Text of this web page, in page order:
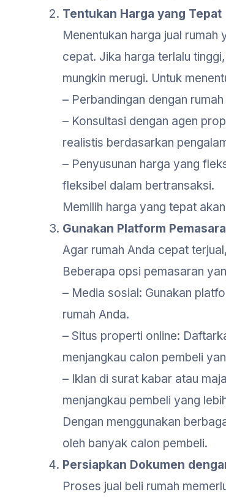
Tentukan Harga yang Tepat
Menentukan harga jual
cepat. Jika harga terlalu
mungkin merugi. Untuk
– Perbandingan dengan
– Konsultasi dengan agen
realistis berdasarkan
– Penyusunan harga yang
fleksibel dalam bertransaksi.
Memilih harga yang tepat
Gunakan Platform
Agar rumah Anda cepat
Beberapa opsi pemasaran
– Media sosial: Gunakan
rumah Anda.
– Situs properti online:
menjangkau calon pembeli
– Iklan di surat kabar atau
menjangkau pembeli yang
Dengan menggunakan
oleh banyak calon pembeli.
Persiapkan Dokumen
Proses jual beli rumah